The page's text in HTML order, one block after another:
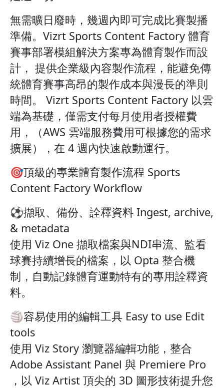
無需曠日廢時，幾週內即可完成比賽製播
準備。Vizrt Sports Content Factory 體育
賽事部署模組解決方案專為體育製作而設
計， 提供企業級內容製作流程，能避免傳
統體育賽事高昂的製作成本與漫長的準則
時間。 Vizrt Sports Content Factory 以雲
端為基礎，僅需支付每月使用者授權費
用，（AWS 雲端服務費用可根據您的需求
擴展），在 4 週內快速啟動運行。
🎯頂級的專業體育製作流程 Sports
Content Factory Workflow
⚽擷取、備份、詮釋資料 Ingest, archive,
& metadata
使用 Viz One 擷取檔案與NDI串流、監看
球賽持續增長的檔案，以 Opta 整合機
制，自動記錄體育運動特有的專用詮釋資
料。
🏐容易使用的編輯工具 Easy to use Edit
tools
使用 Viz Story 瀏覽器編輯功能，整合
Adobe Assistant Panel 與 Premiere Pro
，以 Viz Artist 頂尖的 3D 圖形技術提升您